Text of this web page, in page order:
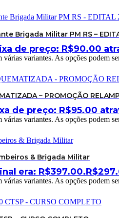
Brigada Militar PM RS –
de preço: R$90.00
várias variantes. As opções podem
– PROMOÇÃO
de preço: R$95.00
várias variantes. As opções podem
& Brigada Militar
era: R$397.00.R$
várias variantes. As opções podem